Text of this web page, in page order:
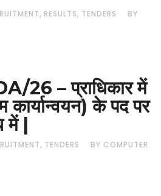
, RESULTS, TENDERS
BY
26 – प्राधिकार में
कार्यान्वयन) के पद पर
में |
, TENDERS
BY COMPUTER